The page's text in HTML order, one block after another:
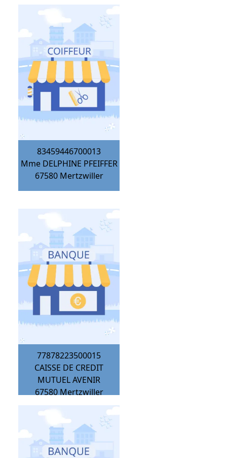
83459446700013
Mme DELPHINE PFEIFFER
67580 Mertzwiller
77878223500015
CAISSE DE CREDIT
MUTUEL AVENIR
67580 Mertzwiller